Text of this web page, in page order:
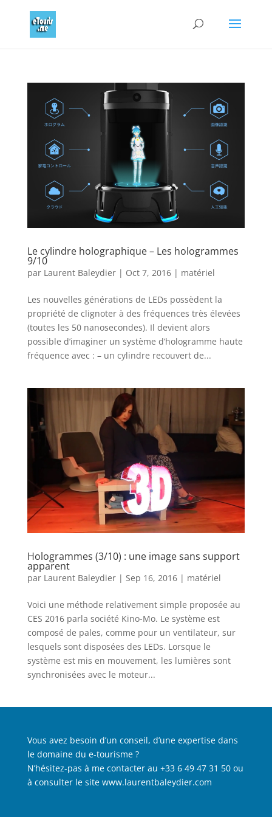
Le cylindre holographique – Les hologrammes
9/10
par Laurent Baleydier| Oct 7, 2016| matériel
Les nouvelles générations de LEDs possèdent la
propriété de clignoter à des fréquences très élevées
(toutes les 50 nanosecondes). Il devient alors
possible d’imaginer un système d’hologramme haute
fréquence avec : – un cylindre recouvert de...
Hologrammes (3/10) : une image sans support
apparent
par Laurent Baleydier| Sep 16, 2016| matériel
Voici une méthode relativement simple proposée au
CES 2016 parla société Kino-Mo. Le système est
composé de pales, comme pour un ventilateur, sur
lesquels sont disposées des LEDs. Lorsque le
système est mis en mouvement, les lumières sont
synchronisées avec le moteur...
Vous avez besoin d’un conseil, d’une expertise dans
le domaine du e-tourisme ?
N’hésitez-pas à me contacter au +33 6 49 47 31 50 ou
à consulter le site www.laurentbaleydier.com